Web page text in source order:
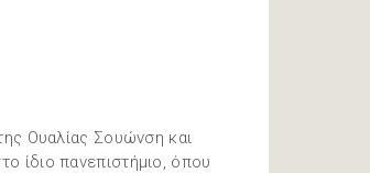
Ουαλίας Σουώνση και
ίδιο πανεπιστήμιο, όπου